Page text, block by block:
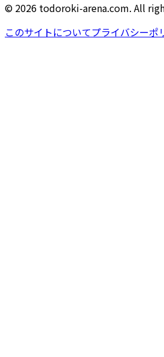
© 2026 todoroki-arena.com. All
このサイトについてプライバシーポ